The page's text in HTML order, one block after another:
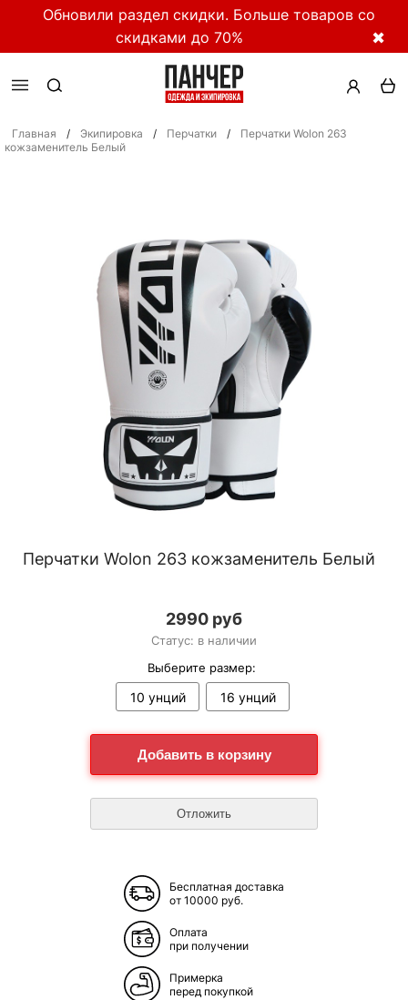
Обновили раздел скидки. Больше товаров со
скидками до 70%
✖
Главная / Экипировка / Перчатки /
Перчатки Wolon 263
кожзаменитель Белый
Перчатки Wolon 263 кожзаменитель Белый
2990 руб
Статус: в наличии
Выберите размер:
10 унций 16 унций
Бесплатная доставка
от 10000 руб.
Оплата
при получении
Примерка
перед покупкой